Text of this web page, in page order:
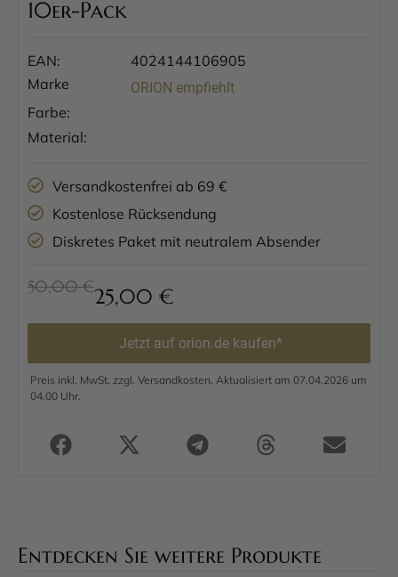
10er-Pack
EAN:
4024144106905
Marke
ORION empfiehlt
Farbe:
Material:
Versandkostenfrei ab 69 €
Kostenlose Rücksendung
Diskretes Paket mit neutralem Absender
50,00 €25,00 €
Jetzt auf orion.de kaufen*
Preis inkl. MwSt. zzgl. Versandkosten. Aktualisiert am 07.04.2026 um
04.00 Uhr.
Entdecken Sie weitere Produkte